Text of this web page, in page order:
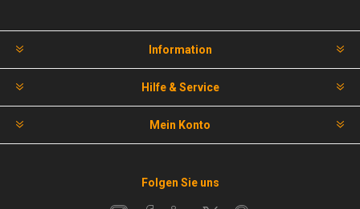
Information
Hilfe & Service
Mein Konto
Folgen Sie uns